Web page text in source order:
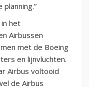
het
Airbussen
met de Boeing
en lijnvluchten.
Airbus voltooid
de Airbus